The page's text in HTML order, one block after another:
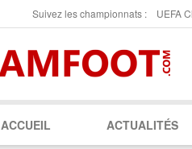
Suivez les championnats : UEFA
ACCUEIL ACTUALITÉS